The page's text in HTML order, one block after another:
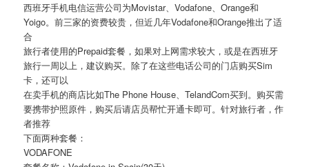
西班牙手机电信运营公司为Movistar、Vodafone、Orange和
Yoigo。前三家的资费较贵，但近几年Vodafone和Orange推出了适
合
旅行者使用的Prepaid套餐，如果对上网需求较大，或是在西班牙
旅行一周以上，建议购买。除了在这些电话公司的门店购买Sim
卡，还可以
在卖手机的商店比如The Phone House、TelandCom买到。购买需
要携带护照原件，购买后请店员帮忙开通卡即可。针对旅行者，作
者推荐
下面两种套餐：
VODAFONE